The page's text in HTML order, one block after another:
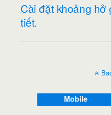
Cài đặt khoảng hở
tiết.
Mobile